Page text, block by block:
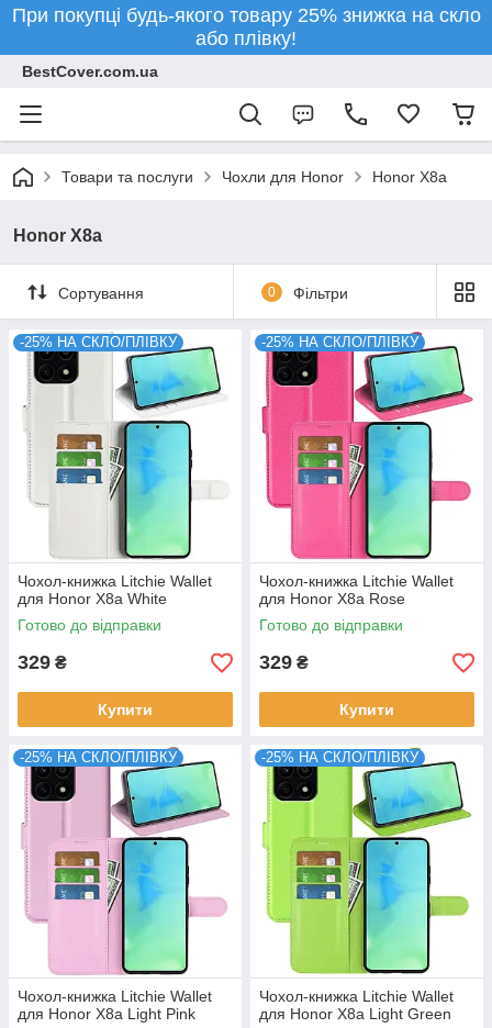
При покупці будь-якого товару 25% знижка на скло
або плівку!
BestCover.com.ua
Товари та послуги Чохли для Honor Honor X8a
Honor X8a
Сортування 0 Фільтри
-25% НА СКЛО/ПЛІВКУ
Чохол-книжка Litchie Wallet
для Honor X8a White
Готово до відправки
329 ₴
Купити
-25% НА СКЛО/ПЛІВКУ
Чохол-книжка Litchie Wallet
для Honor X8a Rose
Готово до відправки
329 ₴
Купити
-25% НА СКЛО/ПЛІВКУ
Чохол-книжка Litchie Wallet
для Honor X8a Light Pink
-25% НА СКЛО/ПЛІВКУ
Чохол-книжка Litchie Wallet
для Honor X8a Light Green